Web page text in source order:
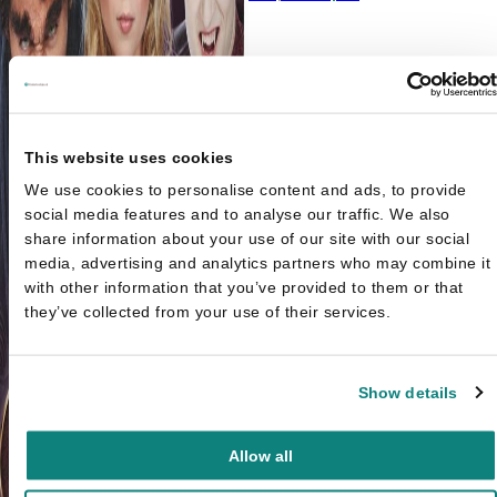
This website uses cookies
We use cookies to personalise content and ads, to provide
social media features and to analyse our traffic. We also
share information about your use of our site with our social
media, advertising and analytics partners who may combine it
with other information that you’ve provided to them or that
they’ve collected from your use of their services.
Show details
Allow all
was: €12,99.
€6,50.